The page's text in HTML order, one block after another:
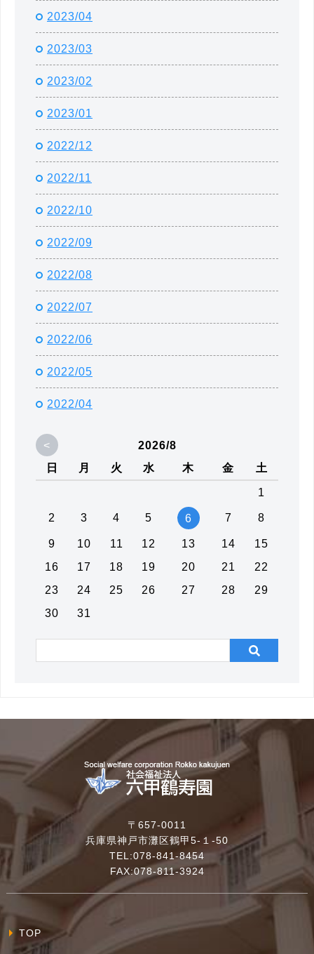
2023/04
2023/03
2023/02
2023/01
2022/12
2022/11
2022/10
2022/09
2022/08
2022/07
2022/06
2022/05
2022/04
<
2026/8
日
月 火 水 木 金 土
1
2 3 4 5 6 7 8
9 10 11 12 13 14
15
16
17 18 19 20 21
22
23
24 25 26 27 28
29
30
31
〒657-0011
兵庫県神戸市灘区鶴甲5-１-50
TEL:078-841-8454
FAX:078-811-3924
TOP